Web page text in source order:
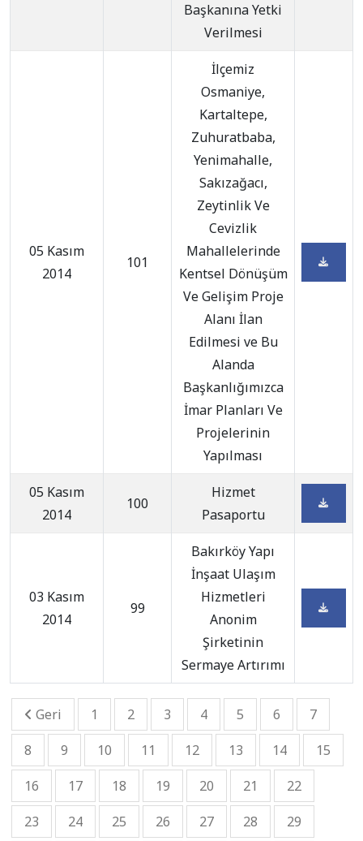
Başkanına Yetki
Verilmesi
05 Kasım
2014
101
İlçemiz
Osmaniye,
Kartaltepe,
Zuhuratbaba,
Yenimahalle,
Sakızağacı,
Zeytinlik Ve
Cevizlik
Mahallelerinde
Kentsel Dönüşüm
Ve Gelişim Proje
Alanı İlan
Edilmesi ve Bu
Alanda
Başkanlığımızca
İmar Planları Ve
Projelerinin
Yapılması
05 Kasım
2014
100
Hizmet
Pasaportu
03 Kasım
2014
99
Bakırköy Yapı
İnşaat Ulaşım
Hizmetleri
Anonim
Şirketinin
Sermaye Artırımı
Geri 1 2 3 4 5 6
7
8
9 10 11 12 13 14
15
16
17 18 19 20 21
22
23
24 25 26 27 28
29